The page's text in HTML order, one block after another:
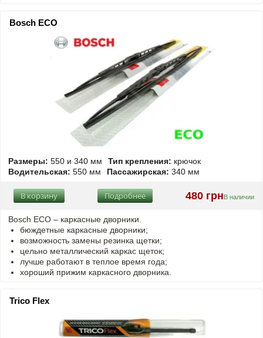
Bosch ECO
Размеры: 550 и 340 мм Тип крепления: крючок
Водительская: 550 мм Пассажирская: 340 мм
480 грнВ наличии
Подробнее
В корзину
Bosch ECO – каркасные дворники.
бюждетные каркасные дворники;
возможность замены резинка щетки;
цельно металлический каркас щеток;
лучше работают в теплое время года;
хороший прижим каркасного дворника.
Trico Flex